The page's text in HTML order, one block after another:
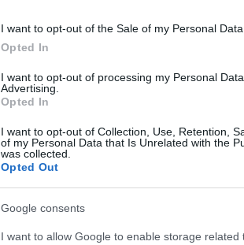
I want to opt-out of the Sale of my Personal Data.
Opted In
I want to opt-out of processing my Personal
Advertising.
Opted In
I want to opt-out of Collection, Use, Retention,
of my Personal Data that Is Unrelated with the
was collected.
Opted Out
Google consents
I want to allow Google to enable storage